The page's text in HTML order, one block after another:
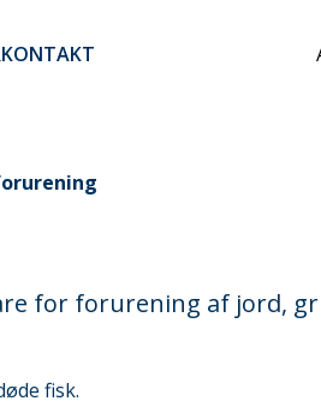
KONTAKT
for forurening af jord,
fisk.